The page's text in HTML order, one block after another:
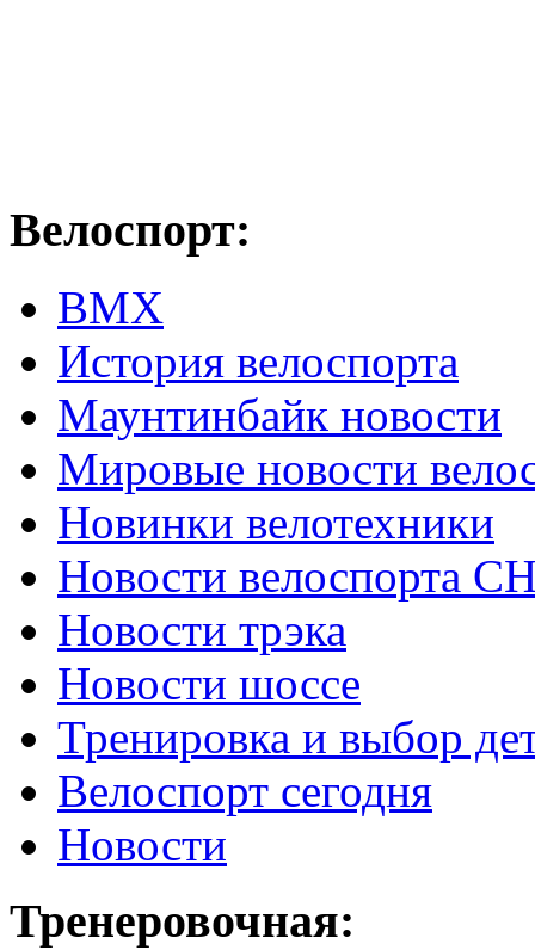
Велоспорт:
ВМХ
История велоспорта
Маунтинбайк новости
Мировые новости
Новинки велотехники
Новости велоспорта
Новости трэка
Новости шоссе
Тренировка и выбор
Велоспорт сегодня
Новости
Тренеровочная: